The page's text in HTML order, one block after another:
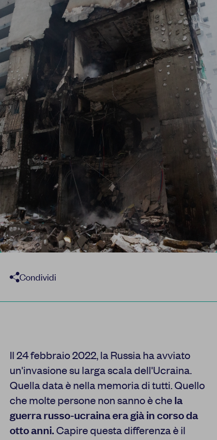
Report
Newsletter
FacebookInstagramTwitter YouTube LinkedIn
Condividi
Il 24 febbraio 2022, la Russia ha avviato
un'invasione su larga scala dell'Ucraina.
Quella data è nella memoria di tutti. Quello
che molte persone non sanno è che la
guerra russo-ucraina era già in corso da
otto anni.Capire questa differenza è il